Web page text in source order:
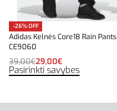
-26% OFF
Adidas Kelnės Core18 Rain Pants
CE9060
39,00€29,00€
Pasirinkti savybes